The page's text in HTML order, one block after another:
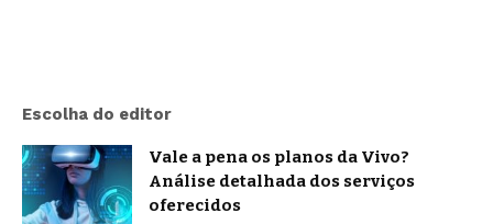
Escolha do editor
Vale a pena os planos da Vivo?
Análise detalhada dos serviços
oferecidos